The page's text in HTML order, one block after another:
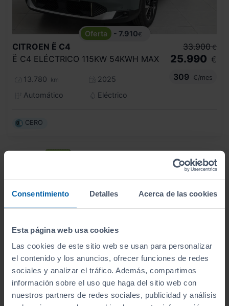
Consentimiento Detalles Acerca de las cookies
Esta página web usa cookies
Las cookies de este sitio web se usan para personalizar
el contenido y los anuncios, ofrecer funciones de redes
sociales y analizar el tráfico. Además, compartimos
información sobre el uso que haga del sitio web con
nuestros partners de redes sociales, publicidad y análisis
- 7.910€
CITROEN Ë C4
Ë C4 ELÉCTRICO 115KW 54KWH MAX
13.780 km
2025
Automático
Eléctrico
33.900 €
25.990 €
309
€/mes
CERO
- 3.000€